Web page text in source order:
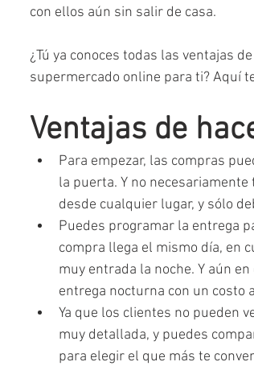
con ellos aún sin salir de casa.
¿Tú ya conoces todas las ventajas
supermercado online para ti? Aquí
Ventajas de
Para empezar, las compras
la puerta. Y no
desde cualquier lugar, y sólo
Puedes programar la entrega
compra llega el mismo día, en
muy entrada la noche. Y aún
entrega nocturna con un costo
Ya que los clientes no pueden
muy detallada, y puedes
para elegir el que más te